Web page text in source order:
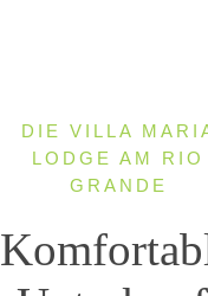
DIE VILLA
LODGE AM RIO
GRANDE